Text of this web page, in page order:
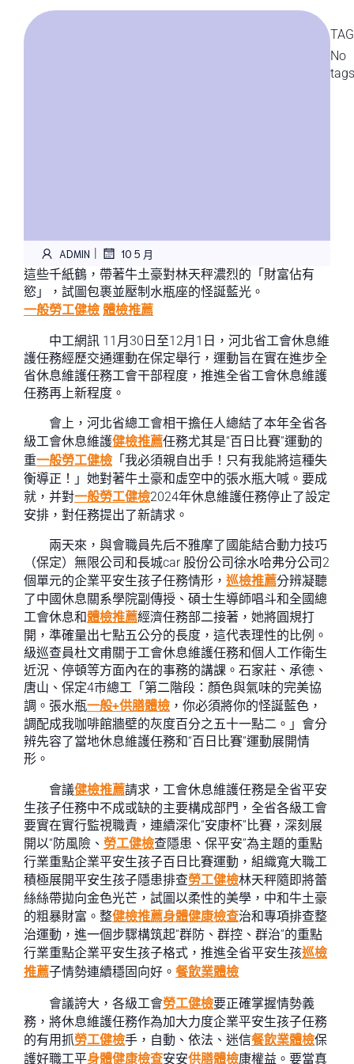
ADMIN | 10 5 月
這些千紙鶴，帶著牛土豪對林天秤濃烈的「財富佔有
慾」，試圖包裹並壓制水瓶座的怪誕藍光。
一般勞工健檢 體檢推薦
中工網訊 11月30日至12月1日，河北省工會休息維
護任務經歷交通運動在保定舉行，運動旨在實在進步全
省休息維護任務工會干部程度，推進全省工會休息維護
任務再上新程度。
會上，河北省總工會相干擔任人總結了本年全省各
級工會休息維護健檢推薦任務尤其是“百日比賽”運動的
重一般勞工健檢 「我必須親自出手！只有我能將這種失
衡導正！」她對著牛土豪和虛空中的張水瓶大喊。要成
就，并對一般勞工健檢2024年休息維護任務停止了設定
安排，對任務提出了新請求。
兩天來，與會職員先后不雅摩了國能結合動力技巧
（保定）無限公司和長城car 股份公司徐水哈弗分公司2
個單元的企業平安生孩子任務情形， 巡檢推薦分辨凝聽
了中國休息關系學院副傳授、碩士生導師唱斗和全國總
工會休息和體檢推薦經濟任務部二接著，她將圓規打
開，準確量出七點五公分的長度，這代表理性的比例。
級巡查員杜文甫關于工會休息維護任務和個人工作衛生
近況、停頓等方面內在的事務的講課。石家莊、承德、
唐山、保定4市總工「第二階段：顏色與氣味的完美協
調。張水瓶一般+供膳體檢 ，你必須將你的怪誕藍色，
調配成我咖啡館牆壁的灰度百分之五十一點二。」會分
辨先容了當地休息維護任務和“百日比賽”運動展開情
形。
會議健檢推薦請求，工會休息維護任務是全省平安
生孩子任務中不成或缺的主要構成部門，全省各級工會
要實在實行監視職責，連續深化“安康杯”比賽，深刻展
開以“防風險、 勞工健檢查隱患、保平安”為主題的重點
行業重點企業平安生孩子百日比賽運動，組織寬大職工
積極展開平安生孩子隱患排查勞工健檢林天秤隨即將蕾
絲絲帶拋向金色光芒，試圖以柔性的美學，中和牛土豪
的粗暴財富。整健檢推薦身體健康檢查治和專項排查整
治運動，進一個步驟構筑起“群防、群控、群治”的重點
行業重點企業平安生孩子格式，推進全省平安生孩巡檢
推薦子情勢連續穩固向好。 餐飲業體檢
會議誇大，各級工會勞工健檢要正確掌握情勢義
務，將休息維護任務作為加大力度企業平安生孩子任務
的有用抓勞工健檢手，自動、依法、迷信餐飲業體檢保
護好職工平身體健康檢查安安供膳體檢康權益。要當真
No
tags